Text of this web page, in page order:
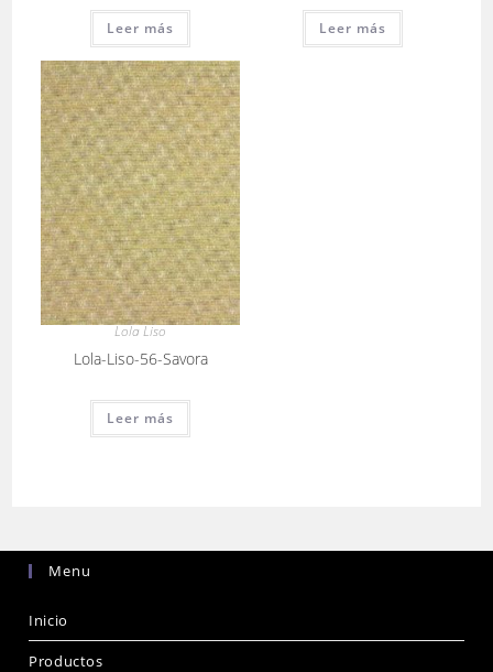
Leer más Leer más
Lola Liso
Lola-Liso-56-Savora
Leer más
Menu
Inicio
Productos